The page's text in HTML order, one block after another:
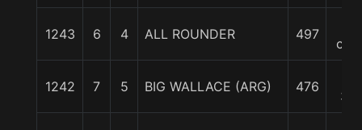
1243 6 4 ALL ROUNDER 497
1242 7 5 BIG WALLACE (ARG) 476
3/4